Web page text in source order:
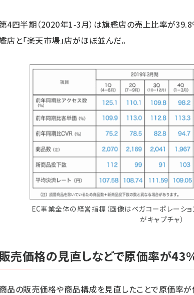
4四半期（2020年1-3月）は旗艦店の売上比率が
店と「楽天市場」店がほぼ並んだ。
EC事業全体の経営指標（画像はベガコーポレーシ
がキャプチャ）
販売価格の見直しなどで原価率が
商品の販売価格や商品構成を見直したことで原価率が